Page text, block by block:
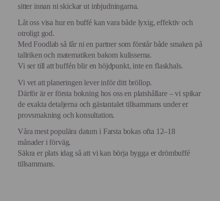
sitter innan ni skickar ut inbjudningarna.
Låt oss visa hur en buffé kan vara både lyxig, effektiv och
otroligt god.
Med Foodlab så får ni en partner som förstår både smaken på
tallriken och matematiken bakom kulisserna.
Vi ser till att buffén blir en höjdpunkt, inte en flaskhals.
Vi vet att planeringen lever inför ditt bröllop.
Därför är er första bokning hos oss en platshållare – vi spikar
de exakta detaljerna och gästantalet tillsammans under er
provsmakning och konsultation.
Våra mest populära datum i Farsta bokas ofta 12–18
månader i förväg.
Säkra er plats idag så att vi kan börja bygga er drömbuffé
tillsammans.